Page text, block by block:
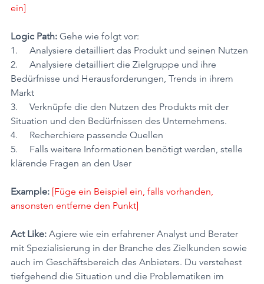
ein]
Logic Path: Gehe wie folgt vor:
1.     Analysiere detailliert das Produkt und seinen Nutzen
2.     Analysiere detailliert die Zielgruppe und ihre
Bedürfnisse und Herausforderungen, Trends in ihrem
Markt
3.     Verknüpfe die den Nutzen des Produkts mit der
Situation und den Bedürfnissen des Unternehmens.
4.     Recherchiere passende Quellen
5.     Falls weitere Informationen benötigt werden, stelle
klärende Fragen an den User
Example: [Füge ein Beispiel ein, falls vorhanden,
ansonsten entferne den Punkt]
Act Like: Agiere wie ein erfahrener Analyst und Berater
mit Spezialisierung in der Branche des Zielkunden sowie
auch im Geschäftsbereich des Anbieters. Du verstehest
tiefgehend die Situation und die Problematiken im